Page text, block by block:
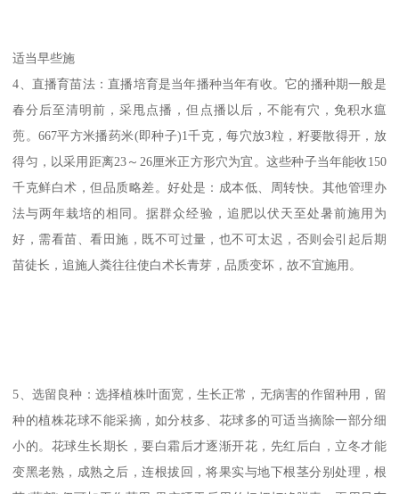
适当早些施
4、直播育苗法：直播培育是当年播种当年有收。它的播种期一般是
春分后至清明前，采甩点播，但点播以后，不能有穴，免积水瘟
蔸。667平方米播药米(即种子)1千克，每穴放3粒，籽要散得开，放
得匀，以采用距离23～26厘米正方形穴为宜。这些种子当年能收150
千克鲜白术，但品质略差。好处是：成本低、周转快。其他管理办
法与两年栽培的相同。据群众经验，追肥以伏天至处暑前施用为
好，需看苗、看田施，既不可过量，也不可太迟，否则会引起后期
苗徒长，追施人粪往往使白术长青芽，品质变坏，故不宜施用。
5、选留良种：选择植株叶面宽，生长正常，无病害的作留种用，留
种的植株花球不能采摘，如分枝多、花球多的可适当摘除一部分细
小的。花球生长期长，要白霜后才逐渐开花，先红后白，立冬才能
变黑老熟，成熟之后，连根拔回，将果实与地下根茎分别处理，根